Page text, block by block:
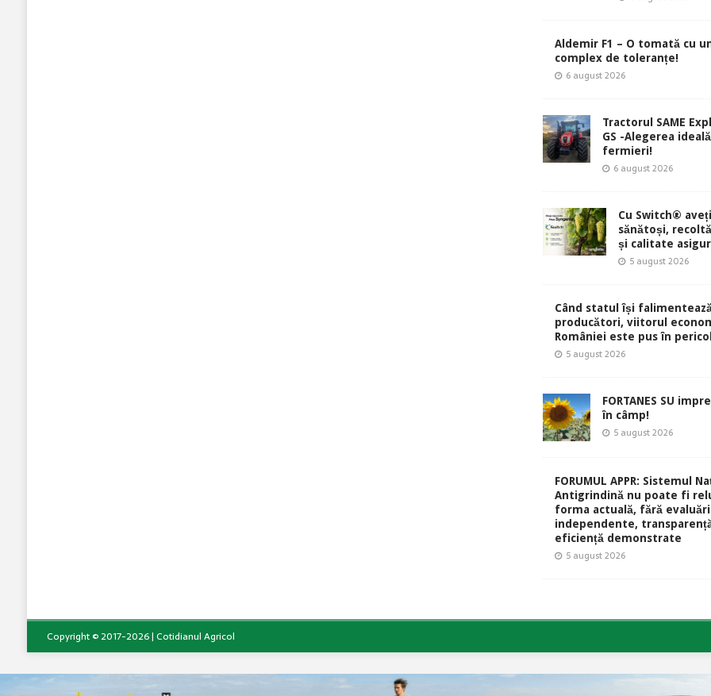
Aldemir F1 – O tomată cu
complex de toleranțe!
6 august 2026
Tractorul SAME
GS -Alegerea
fermieri!
6 august 2026
Cu Switch®
sănătoși,
și calitate
5 august 2026
Când statul își
producători, viitorul
României este pus în
5 august 2026
FORTANES SU
în câmp!
5 august 2026
FORUMUL APPR: Sistemul
Antigrindină nu poate fi
forma actuală, fără evaluări
independente,
eficiență demonstrate
5 august 2026
Copyright © 2017-2026 | Cotidianul Agricol